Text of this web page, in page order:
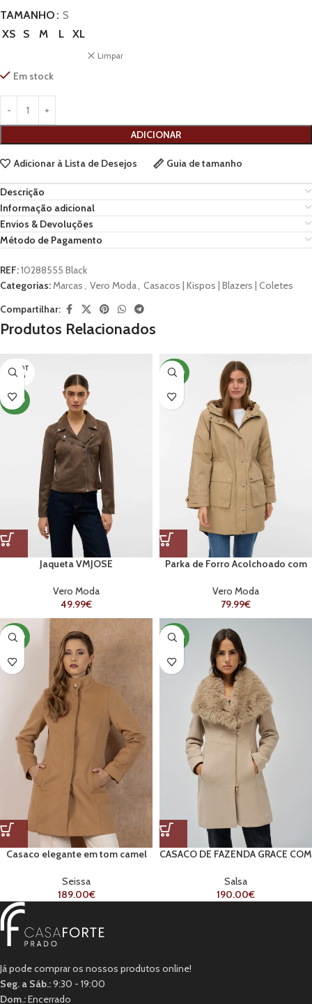
TAMANHO
S
XS
S M L XL
Limpar
Em stock
ADICIONAR
Adicionar à Lista de Desejos Guia de tamanho
Descrição
Informação adicional
Envios & Devoluções
Método de Pagamento
REF:10288555 Black
Categorias:Marcas, Vero Moda, Casacos | Kispos | Blazers | Coletes
Compartilhar:
Produtos Relacionados
ESGOT
ADO
NOVO
Jaqueta VMJOSE
Vero Moda
49.99€
NOVO
Parka de Forro Acolchoado com
Vero Moda
79.99€
NOVO
Casaco elegante em tom camel
Seissa
189.00€
NOVO
CASACO DE FAZENDA GRACE COM
Salsa
190.00€
Já pode comprar os nossos produtos online!
Seg. a Sáb.:9:30 - 19:00
Dom.:Encerrado